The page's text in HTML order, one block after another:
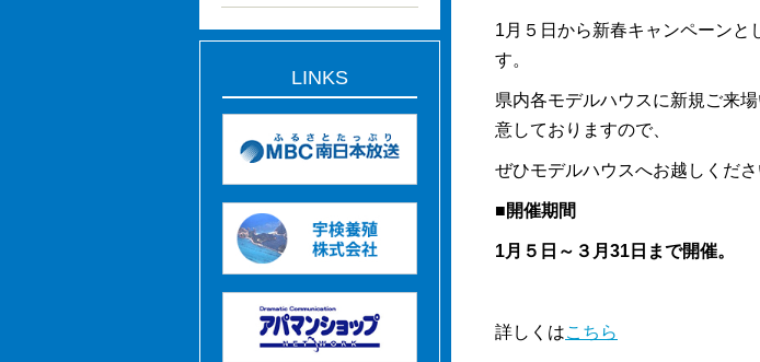
1月５日から新春キャンペーンと
す。
県内各モデルハウスに新規ご来
意しておりますので、
ぜひモデルハウスへお越しくださ
■開催期間
1月５日～３月31日まで開催。
詳しくはこちら
LINKS